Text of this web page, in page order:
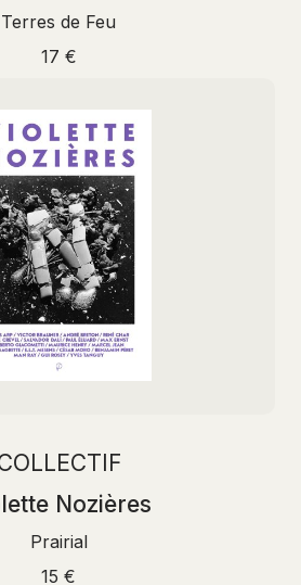
Terres de Feu
17 €
Nozières
Prairial
15 €